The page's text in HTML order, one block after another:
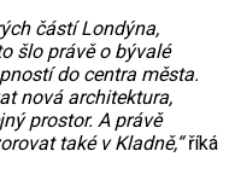
částí Londýna,
šlo právě o bývalé
do centra města.
nová architektura,
prostor. A právě
také v Kladně,“říká